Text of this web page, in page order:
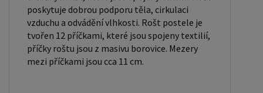
poskytuje dobrou podporu těla, cirkulaci
vzduchu a odvádění vlhkosti. Rošt postele je
tvořen 12 příčkami, které jsou spojeny textilií,
příčky roštu jsou z masivu borovice. Mezery
mezi příčkami jsou cca 11 cm.